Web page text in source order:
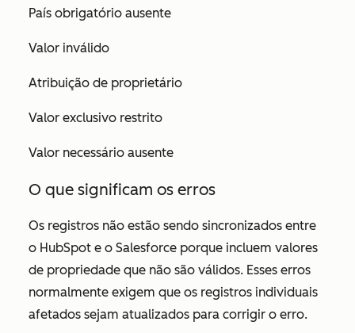
País obrigatório ausente
Valor inválido
Atribuição de proprietário
Valor exclusivo restrito
Valor necessário ausente
O que significam os erros
Os registros não estão sendo sincronizados entre
o HubSpot e o Salesforce porque incluem valores
de propriedade que não são válidos. Esses erros
normalmente exigem que os registros individuais
afetados sejam atualizados para corrigir o erro.